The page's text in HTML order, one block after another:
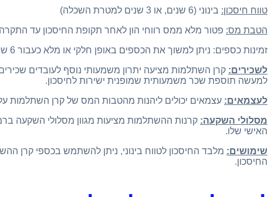
טווח חיסכון: בינוני (6 שנים, או 3 שנים למטרת השכלה)
הטבת מס: פטור מלא ממס רווחי הון לאחר תקופת החיסכון עד התקרה
זמינות כספים: ניתן למשוך את הכספים באופן חלקי או מלא כעבור 6 שנים ממועד ההפקדה הראשונה או 3 שנים לאחר גיל פרישה
לשכירים:
למעשה תוספת שכר משמעותית שמופנית ישירות לחיסכון.
לעצמאים: עצמאים יכולים ליהנות מהטבות המס של קרן השתלמות
מסלולי השקעה: קרנות ההשתלמות מציעות מגוון מסלולי השקעה
האישי שלו.
שימושים: מלבד החיסכון לטווח בינוני, ניתן להשתמש בכספי קרן
החיסכון.